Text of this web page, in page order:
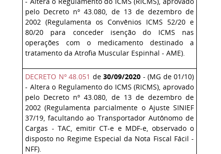
pelo Decreto nº 43.080, de 13 de dezembro de
2002 (Regulamenta os Convênios ICMS 52/20 e
80/20 para conceder isenção do ICMS nas
operações com o medicamento destinado a
tratamento da Atrofia Muscular Espinhal - AME).
DECRETO Nº 48.051 de 30/09/2020 - (MG de 01/10)
- Altera o Regulamento do ICMS (RICMS), aprovado
pelo Decreto nº 43.080, de 13 de dezembro de
2002 (Regulamenta parcialmente o Ajuste SINIEF
37/19, facultando ao Transportador Autônomo de
Cargas - TAC, emitir CT-e e MDF-e, observado o
disposto no Regime Especial da Nota Fiscal Fácil -
NFF).